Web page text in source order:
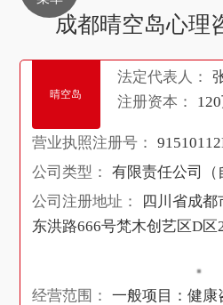
成都晴空岛心理
晴空岛
法定代表人：
注册资本：
营业执照注册号：
公司类型：
有限责任公司（
公司注册地址：
四川省成
东洪路666号梵木创艺区D区
经营范围：
一般项目：健康